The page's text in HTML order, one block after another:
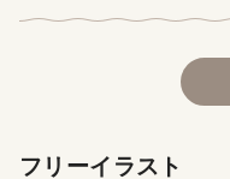
フリーイラスト